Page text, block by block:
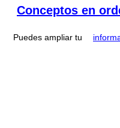
Conceptos en
Puedes ampliar tu